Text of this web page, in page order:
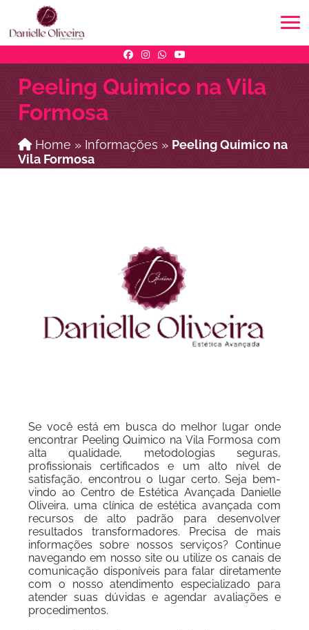
Peeling Quimico na Vila
Formosa
Home » Informações » Peeling Quimico na
Vila Formosa
Se você está em busca do melhor lugar onde
encontrar Peeling Quimico na Vila Formosa com
alta qualidade, metodologias seguras,
profissionais certificados e um alto nível de
satisfação, encontrou o lugar certo. Seja bem-
vindo ao Centro de Estética Avançada Danielle
Oliveira, uma clínica de estética avançada com
recursos de alto padrão para desenvolver
resultados transformadores. Precisa de mais
informações sobre nossos serviços? Continue
navegando em nosso site ou utilize os canais de
comunicação disponíveis para falar diretamente
com o nosso atendimento especializado para
atender suas dúvidas e agendar avaliações e
procedimentos.